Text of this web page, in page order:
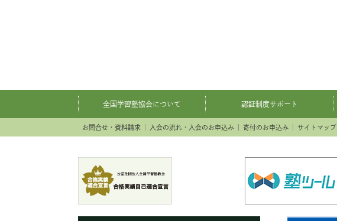
全国学習塾協会について 認証制度サポート
お問合せ・資料請求 入会の流れ・入会のお申込み 寄付のお申込み サイトマップ